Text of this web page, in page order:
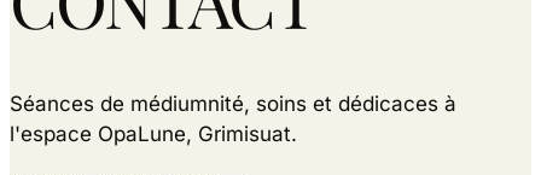
Séances de médiumnité, soins et dédicaces à
l'espace OpaLune, Grimisuat.